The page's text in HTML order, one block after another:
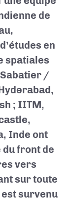
de
en
spatiales
Sabatier /
; IITM,
Inde ont
du front de
vers
sur toute
survenu